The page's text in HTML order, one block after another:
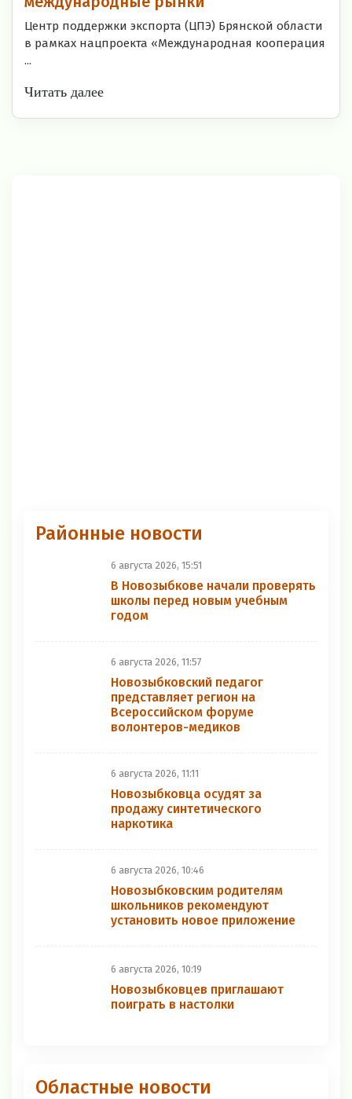
Центр поддержки экспорта (ЦПЭ) Брянской области
в рамках нацпроекта «Международная кооперация
...
Читать далее
Районные новости
6 августа 2026, 15:51
В Новозыбкове начали проверять
школы перед новым учебным
годом
6 августа 2026, 11:57
Новозыбковский педагог
представляет регион на
Всероссийском форуме
волонтеров-медиков
6 августа 2026, 11:11
Новозыбковца осудят за
продажу синтетического
наркотика
6 августа 2026, 10:46
Новозыбковским родителям
школьников рекомендуют
установить новое приложение
6 августа 2026, 10:19
Новозыбковцев приглашают
поиграть в настолки
Областные новости